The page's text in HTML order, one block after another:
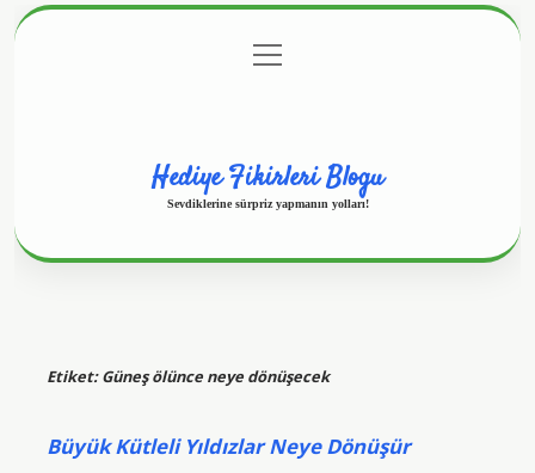
Gizlilik Politikası
menüyü
aç
Hediye Fikirleri Blogu
Sevdiklerine sürpriz yapmanın yolları!
Etiket:Güneş ölünce neye dönüşecek
Büyük Kütleli Yıldızlar Neye Dönüşür